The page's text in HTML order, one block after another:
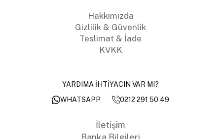
Hakkımızda
Gizlilik & Güvenlik
Teslimat & İade
KVKK
YARDIMA İHTİYACIN VAR MI?
WHATSAPP
0212 291 50 49
İletişim